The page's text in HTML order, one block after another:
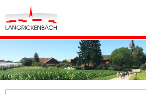
Navigieren in Langrickenbach
Schnellnavigation